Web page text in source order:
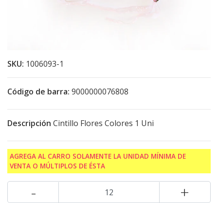
SKU: 1006093-1
Código de barra: 9000000076808
Descripción Cintillo Flores Colores 1 Uni
AGREGA AL CARRO SOLAMENTE LA UNIDAD MÍNIMA DE
VENTA O MÚLTIPLOS DE ÉSTA
+
-